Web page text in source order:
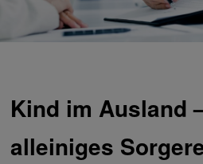
Kind im Ausland
alleiniges